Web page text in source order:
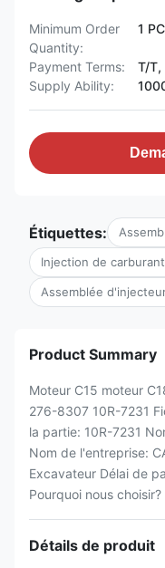
Minimum Order
Quantity:
1
Payment Terms:
T/T,
Supply Ability:
Étiquettes:
Injection de
Assemblée
Product Summary
Moteur C15 moteur
276-8307 10R-7231
la partie: 10R-7231
Nom de l'entreprise:
Excavateur Délai de
Pourquoi nous
Détails de produit